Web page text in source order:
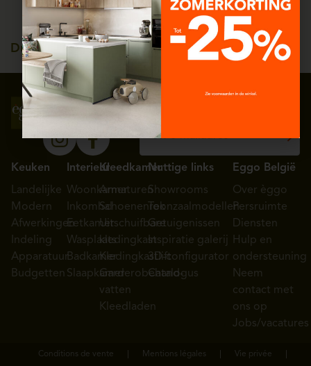
Duitse kwaliteit, tot 25
jaar garantie
Volg ons op
sociale media
Schrijf je in voor onze
nieuwsbrief
Keuken
Landelijke
Modern
Afwerkingen
Indeling
Apparatuur
Budgetten
Interieur
Woonkamer
Inkomhal
Eetkamer
Wasplaats
Badkamer
Slaapkamer
Kleedkamer
Armaturen
Schoenenrek
Uitschuifbare
kledingkast
Kledingkastlift
Garderobehand-
vatten
Kleedladen
Nuttige links
Showrooms
Toonzaalmodellen
Getuigenissen
Inspiratie galerij
3D-configurator
Catalogus
Eggo België
Over èggo
Persruimte
Diensten
Hulp en
ondersteuning
Neem
contact met
ons op
Jobs/vacatures
Conditions de vente Mentions légales Vie privée